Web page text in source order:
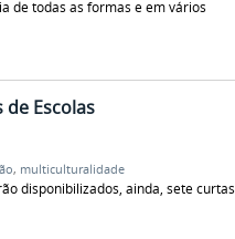
de todas as formas e em vários
Escolas
, multiculturalidade
disponibilizados, ainda, sete curtas